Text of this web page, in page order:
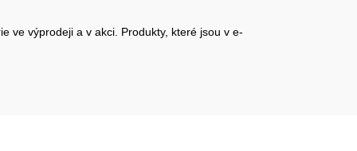
ve výprodeji a v akci. Produkty, které jsou v e-